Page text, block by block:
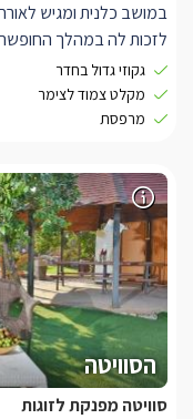
במושב כלנית ומגיש
בעיצוב דומה, בריהוט עץ
ניצבת במרכז ולצידה
בריכה גדולה ובנויה,
המתחם קרוב מאוד
גקוזי גדול בחדר
מקלט צמוד לצימר
מרפסת
הסוויטה
סוויטה מפנקת לזוגות